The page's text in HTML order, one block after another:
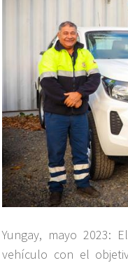
Yungay, mayo 2023:
vehículo con el